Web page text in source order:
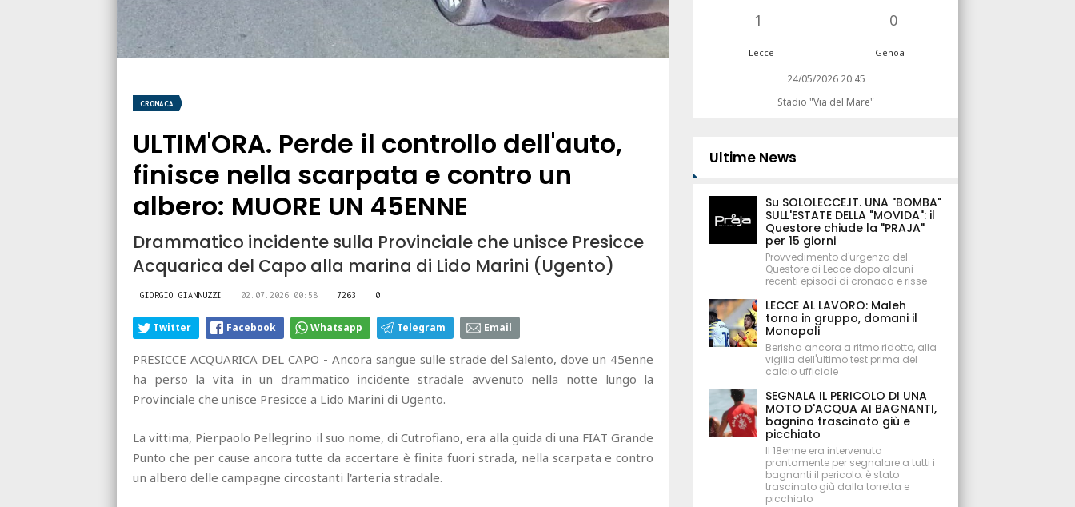
CRONACA
ULTIM'ORA. Perde il controllo dell'auto,
finisce nella scarpata e contro un
albero: MUORE UN 45ENNE
Drammatico incidente sulla Provinciale che unisce Presicce
Acquarica del Capo alla marina di Lido Marini (Ugento)
GIORGIO GIANNUZZI 02.07.2026 00:58 7263 0
Twitter Facebook Whatsapp Telegram Email
PRESICCE ACQUARICA DEL CAPO - Ancora sangue sulle strade del Salento, dove un 45enne
ha perso la vita in un drammatico incidente stradale avvenuto nella notte lungo la
Provinciale che unisce Presicce a Lido Marini di Ugento.
La vittima, Pierpaolo Pellegrino il suo nome, di Cutrofiano, era alla guida di una FIAT Grande
Punto che per cause ancora tutte da accertare è finita fuori strada, nella scarpata e contro
un albero delle campagne circostanti l'arteria stradale.
1 0
Lecce Genoa
24/05/2026 20:45
Stadio "Via del Mare"
Ultime News
Su SOLOLECCE.IT. UNA "BOMBA"
SULL'ESTATE DELLA "MOVIDA": il
Questore chiude la "PRAJA"
per 15 giorni
Provvedimento d'urgenza del
Questore di Lecce dopo alcuni
recenti episodi di cronaca e risse
LECCE AL LAVORO: Maleh
torna in gruppo, domani il
Monopoli
Berisha ancora a ritmo ridotto, alla
vigilia dell'ultimo test prima del
calcio ufficiale
SEGNALA IL PERICOLO DI UNA
MOTO D'ACQUA AI BAGNANTI,
bagnino trascinato giù e
picchiato
Il 18enne era intervenuto
prontamente per segnalare a tutti i
bagnanti il pericolo: è stato
trascinato giù dalla torretta e
picchiato